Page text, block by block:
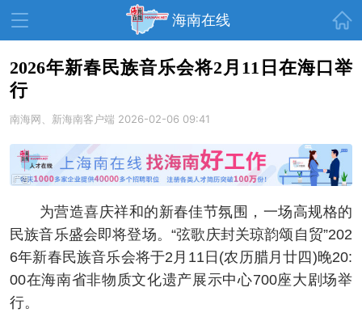
海南在线
资讯中心
教育 健康 房产
生活 演出 活动
展会 走读海南 周末去哪儿
人才在线
2026年新春民族音乐会将2月11日在海口举
行
南海网、新海南客户端 2026-02-06 09:41
为营造喜庆祥和的新春佳节氛围，一场高规格的
民族音乐盛会即将登场。“弦歌庆封关琼韵颂自贸”202
6年新春民族音乐会将于2月11日(农历腊月廿四)晚20:
00在海南省非物质文化遗产展示中心700座大剧场举
行。